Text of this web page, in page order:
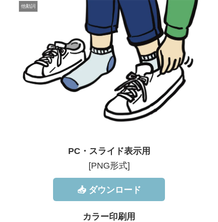
他動詞
PC・スライド表示用
[PNG形式]
📥 ダウンロード
カラー印刷用